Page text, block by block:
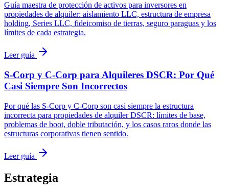
Guía maestra de protección de activos para inversores en
propiedades de alquiler: aislamiento LLC, estructura de empresa
holding, Series LLC, fideicomiso de tierras, seguro paraguas y los
límites de cada estrategia.
Leer guía
S-Corp y C-Corp para Alquileres DSCR: Por Qué
Casi Siempre Son Incorrectos
Por qué las S-Corp y C-Corp son casi siempre la estructura
incorrecta para propiedades de alquiler DSCR: límites de base,
problemas de boot, doble tributación, y los casos raros donde las
estructuras corporativas tienen sentido.
Leer guía
Estrategia